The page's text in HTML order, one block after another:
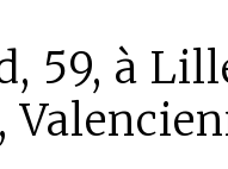
59, à